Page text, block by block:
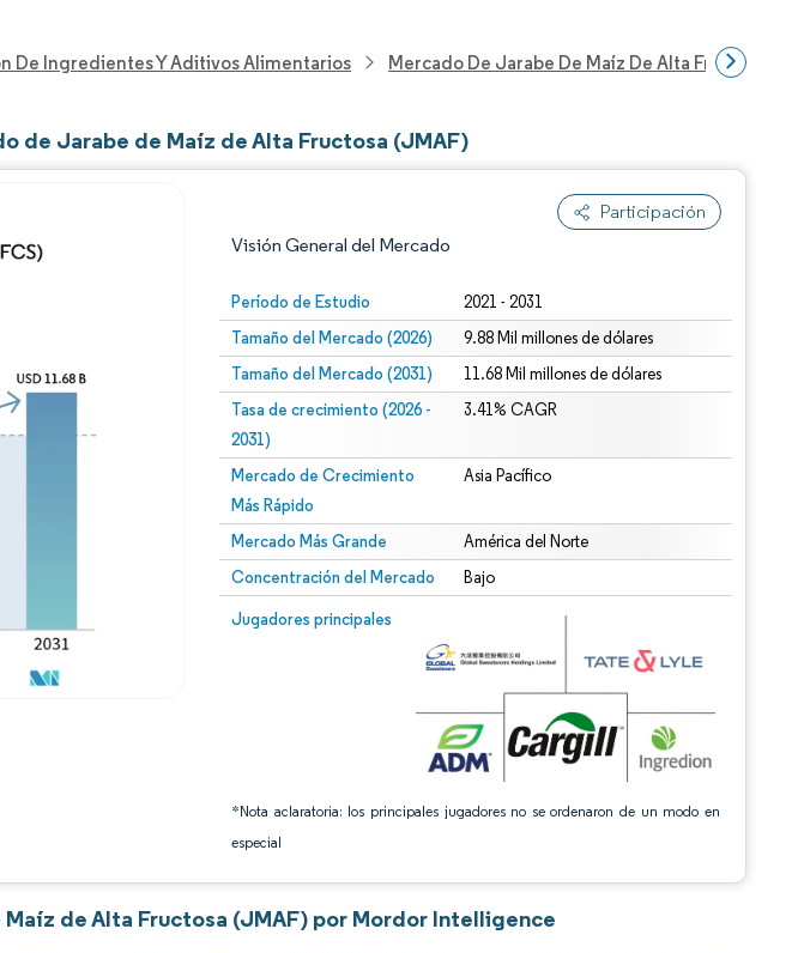
De Ingredientes Y Aditivos Alimentarios Mercado De Jarabe De Maíz De Alta Fructosa
de Jarabe de Maíz de Alta Fructosa (JMAF)
Participación
Visión General del Mercado
Período de Estudio 2021 - 2031
Tamaño del Mercado (2026) 9.88 Mil millones de dólares
Tamaño del Mercado (2031) 11.68 Mil millones de dólares
Tasa de crecimiento (2026 -
2031)
3.41% CAGR
Mercado de Crecimiento
Más Rápido
Asia Pacífico
Mercado Más Grande América del Norte
Concentración del Mercado Bajo
Jugadores principales
*Nota aclaratoria: los principales jugadores no se ordenaron de un modo en
especial
Imagen © Mordor Intelligence. El uso requiere atribución según CC BY 4.0.
Intelligence. El uso requiere atribución según CC BY 4.0.
de Alta Fructosa (JMAF) por Mordor Intelligence